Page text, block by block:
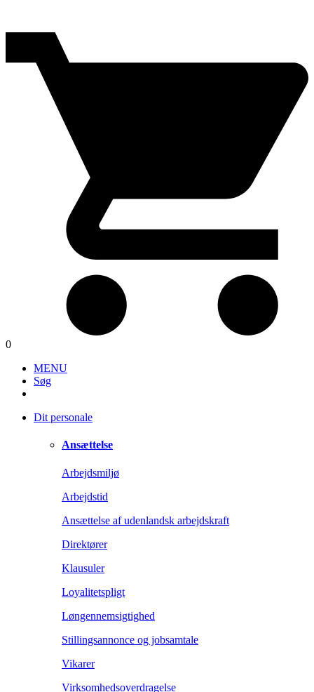
0
MENU
Søg
Dit personale
Ansættelse
Arbejdsmiljø
Arbejdstid
Ansættelse af udenlandsk arbejdskraft
Direktører
Klausuler
Loyalitetspligt
Løngennemsigtighed
Stillingsannonce og jobsamtale
Vikarer
Virksomhedsoverdragelse